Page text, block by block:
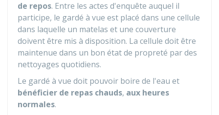
de repos. Entre les actes d'enquête auquel il
participe, le gardé à vue est placé dans une cellule
dans laquelle un matelas et une couverture
doivent être mis à disposition. La cellule doit être
maintenue dans un bon état de propreté par des
nettoyages quotidiens.
Le gardé à vue doit pouvoir boire de l'eau et
bénéficier de repas chauds, aux heures
normales.